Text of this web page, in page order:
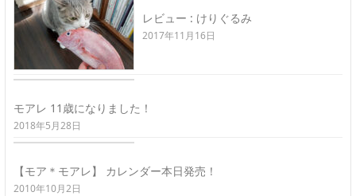
レビュー : けりぐるみ
2017年11月16日
モアレ 11歳になりました！
2018年5月28日
【モア＊モアレ】 カレンダー本日発売！
2010年10月2日